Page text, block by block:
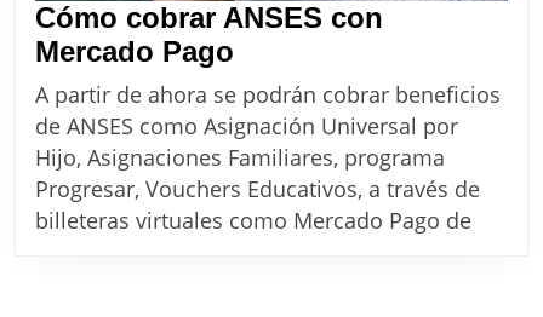
Cómo cobrar ANSES con
Mercado Pago
cobrar
ANSES
con
Mercado
Pago
A partir de ahora se podrán cobrar beneficios
de ANSES como Asignación Universal por
Hijo, Asignaciones Familiares, programa
Progresar, Vouchers Educativos, a través de
billeteras virtuales como Mercado Pago de